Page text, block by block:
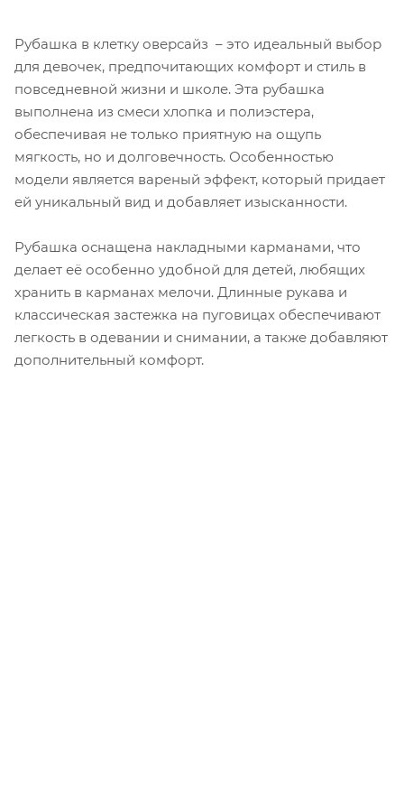
Рубашка в клетку оверсайз – это идеальный выбор
для девочек, предпочитающих комфорт и стиль в
повседневной жизни и школе. Эта рубашка
выполнена из смеси хлопка и полиэстера,
обеспечивая не только приятную на ощупь
мягкость, но и долговечность. Особенностью
модели является вареный эффект, который придает
ей уникальный вид и добавляет изысканности.
Рубашка оснащена накладными карманами, что
делает её особенно удобной для детей, любящих
хранить в карманах мелочи. Длинные рукава и
классическая застежка на пуговицах обеспечивают
легкость в одевании и снимании, а также добавляют
дополнительный комфорт.